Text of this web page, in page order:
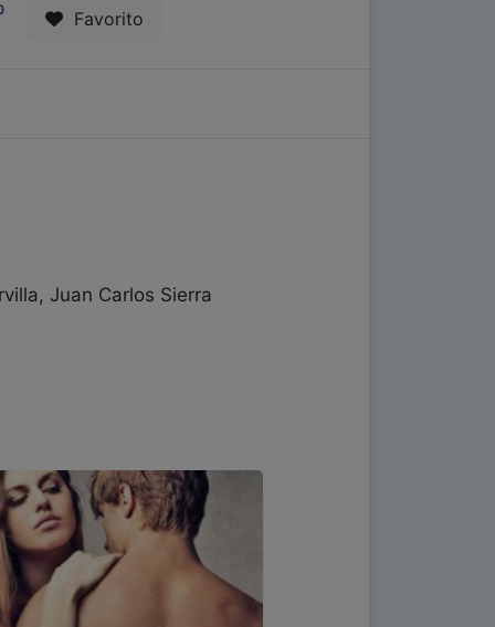
Favorito
Juan Carlos Sierra